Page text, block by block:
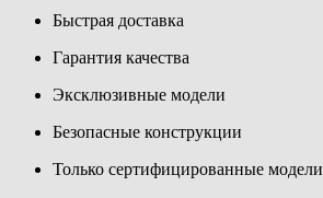
Быстрая доставка
Гарантия качества
Эксклюзивные модели
Безопасные конструкции
Только сертифицированные модели